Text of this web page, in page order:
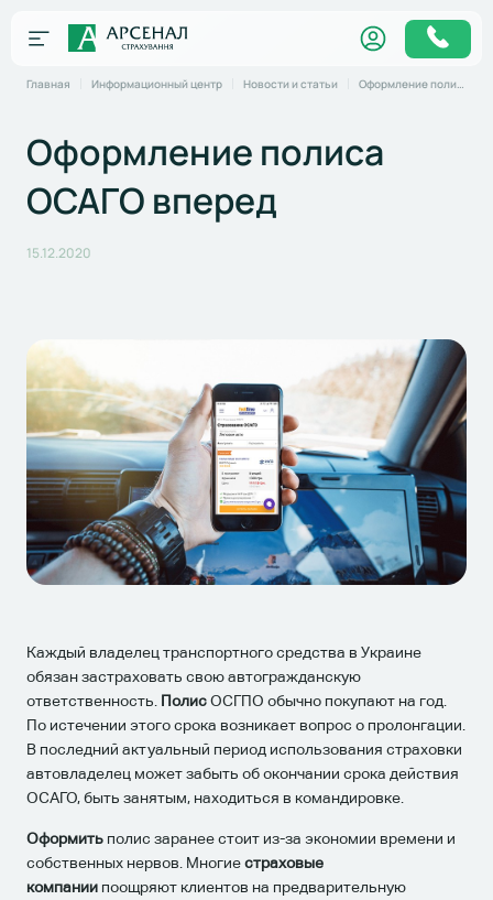
Главная Информационный центр Новости и статьи Оформление полиса ОСАГО вперед
Оформление полиса
ОСАГО вперед
15.12.2020
Каждый владелец транспортного средства в Украине
обязан застраховать свою автогражданскую
ответственность. ПолисОСГПО обычно покупают на год.
По истечении этого срока возникает вопрос о пролонгации.
В последний актуальный период использования страховки
автовладелец может забыть об окончании срока действия
ОСАГО, быть занятым, находиться в командировке.
Оформить полис заранее стоит из-за экономии времени и
собственных нервов. Многиестраховые
компании поощряют клиентов на предварительную